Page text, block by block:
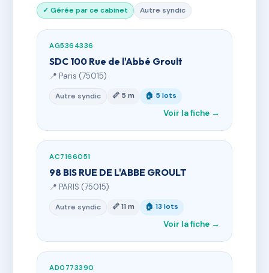
✓ Gérée par ce cabinet Autre syndic
AG5364336
SDC 100 Rue de l'Abbé Groult
📍 Paris (75015)
Autre syndic 📏 5 m 🏠 5 lots
Voir la fiche →
AC7166051
98 BIS RUE DE L'ABBE GROULT
📍 PARIS (75015)
Autre syndic 📏 11 m 🏠 13 lots
Voir la fiche →
AD0773390